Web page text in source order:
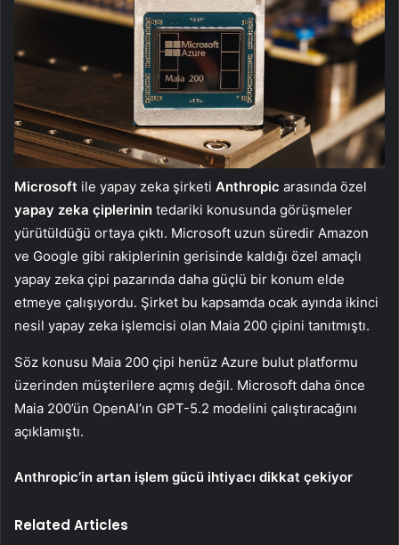
Microsoft ile yapay zeka şirketi Anthropic arasında özel
yapay zeka çiplerinin tedariki konusunda görüşmeler
yürütüldüğü ortaya çıktı. Microsoft uzun süredir Amazon
ve Google gibi rakiplerinin gerisinde kaldığı özel amaçlı
yapay zeka çipi pazarında daha güçlü bir konum elde
etmeye çalışıyordu. Şirket bu kapsamda ocak ayında ikinci
nesil yapay zeka işlemcisi olan Maia 200 çipini tanıtmıştı.
Söz konusu Maia 200 çipi henüz Azure bulut platformu
üzerinden müşterilere açmış değil. Microsoft daha önce
Maia 200’ün OpenAI’ın GPT-5.2 modelini çalıştıracağını
açıklamıştı.
Anthropic’in artan işlem gücü ihtiyacı dikkat çekiyor
Related Articles